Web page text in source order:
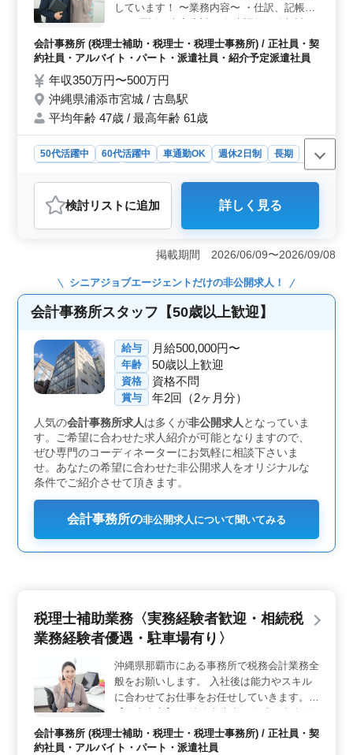
しています！ 〜業務内容〜 ・仕訳、記帳代
行 ・電話、来客応対 ・年末調整、給与計
算、決算業務 ・申告書作成、月次巡回監査
・その他関連業務 〜特徴〜 ＊中高年歓迎 ＊
カー通勤可 お休みも取りやすくプライベー
トも充実します！ 皆様のご応募お待ちして
おります♪
会計事務所 (税理士補助・税理士・税理士事務所) / 正社員・契
約社員・アルバイト・パート・派遣社員・紹介予定派遣社員
年収350万円〜500万円
沖縄県浦添市宮城 / 古島駅
平均年齢 47歳 / 最高年齢 61歳
50代活躍中 60代活躍中 車通勤OK 週休2日制
長期
派遣社員
アルバイト・パート
おすすめポイント
＜税理士事務所での税理士補助募集＞ 沖縄県浦添市宮
城に位置する税理士事務所では、税理士補助を募集して
います。当事務所では、中高年の方々の経験とスキルを
活かし、活発な職場環境を提供しています。経験豊富な
方々にとって、新たなキャリアチャレンジの場となるで
しょう。 ＜業務内容＞ 税理士事務所での業務に
は、仕訳や記帳代行、年末調整や給与計算、決算業務な
どが含まれます。さらに、電話応対や来客対応も行いな
がら、月次巡回監査や申告書作成などの税務関連業務を
サポートします。 ＜特徴＞ 当事務所では、中高年
の方々を積極的に採用し、50代や60代の方々も歓迎して
います。また、社会保険の完備やマイカー通勤の可否な
ライベートとの両立が可能です。
検討リスト に追加 詳しく見る
掲載期間 2026/06/09〜2026/09/08
シニアジョブエージェントだけの非公開求人！
会計事務所スタッフ【50歳以上歓迎】
給与 月給500,000円〜
年齢 50歳以上歓迎
資格 資格不問
賞与 年2回（2ヶ月分）
人気の会計事務所求人は多くが非公開求人となっていま
す。ご希望に合わせた求人紹介が可能となりますので、
ぜひ専門のコーディネーターにお気軽に相談下さいま
せ。あなたの希望に合わせた非公開求人をオリジナルな
条件でご紹介させて頂きます。
会計事務所の非公開求人について聞いてみる
税理士補助業務〈実務経験者歓迎・相続税
業務経験者優遇・駐車場有り〉
沖縄県那覇市にある事務所で税務会計業務全
般をお願いします。 入社後は能力やスキル
に合わせてお仕事をお任せしていきます。
行 ・決算・申告書の作成 ・巡回監査 ・税務
に関係する仕事全般 ・事業承継コンサルテ
会計事務所 (税理士補助・税理士・税理士事務所) / 正社員・契
約社員・アルバイト・パート・派遣社員